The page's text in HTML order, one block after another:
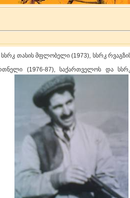
სსრკ თასის მფლობელი (1973), სსრკ
(1976-87), საქართველოს და